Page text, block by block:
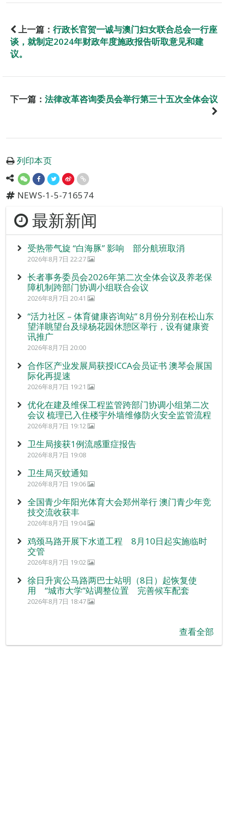
上一篇： 行政长官贺一诚与澳门妇女联合总会一行座
谈，就制定2024年财政年度施政报告听取意见和建
议。
下一篇： 法律改革咨询委员会举行第三十五次全体会议
列印本页
NEWS-1-5-716574
最新新闻
受热带气旋 “白海豚” 影响 部分航班取消
2026年8月7日 22:27
长者事务委员会2026年第二次全体会议及养老保
障机制跨部门协调小组联合会议
2026年8月7日 20:41
“活力社区 – 体育健康咨询站” 8月份分别在松山东
望洋眺望台及绿杨花园休憩区举行，设有健康资
讯推广
2026年8月7日 20:00
合作区产业发展局获授ICCA会员证书 澳琴会展国
际化再提速
2026年8月7日 19:21
优化在建及维保工程监管跨部门协调小组第二次
会议 梳理已入住楼宇外墙维修防火安全监管流程
2026年8月7日 19:12
卫生局接获1例流感重症报告
2026年8月7日 19:08
卫生局灭蚊通知
2026年8月7日 19:06
全国青少年阳光体育大会郑州举行 澳门青少年竞
技交流收获丰
2026年8月7日 19:04
鸡颈马路开展下水道工程 8月10日起实施临时
交管
2026年8月7日 19:02
徐日升寅公马路两巴士站明（8日）起恢复使
用 “城市大学”站调整位置 完善候车配套
2026年8月7日 18:47
查看全部